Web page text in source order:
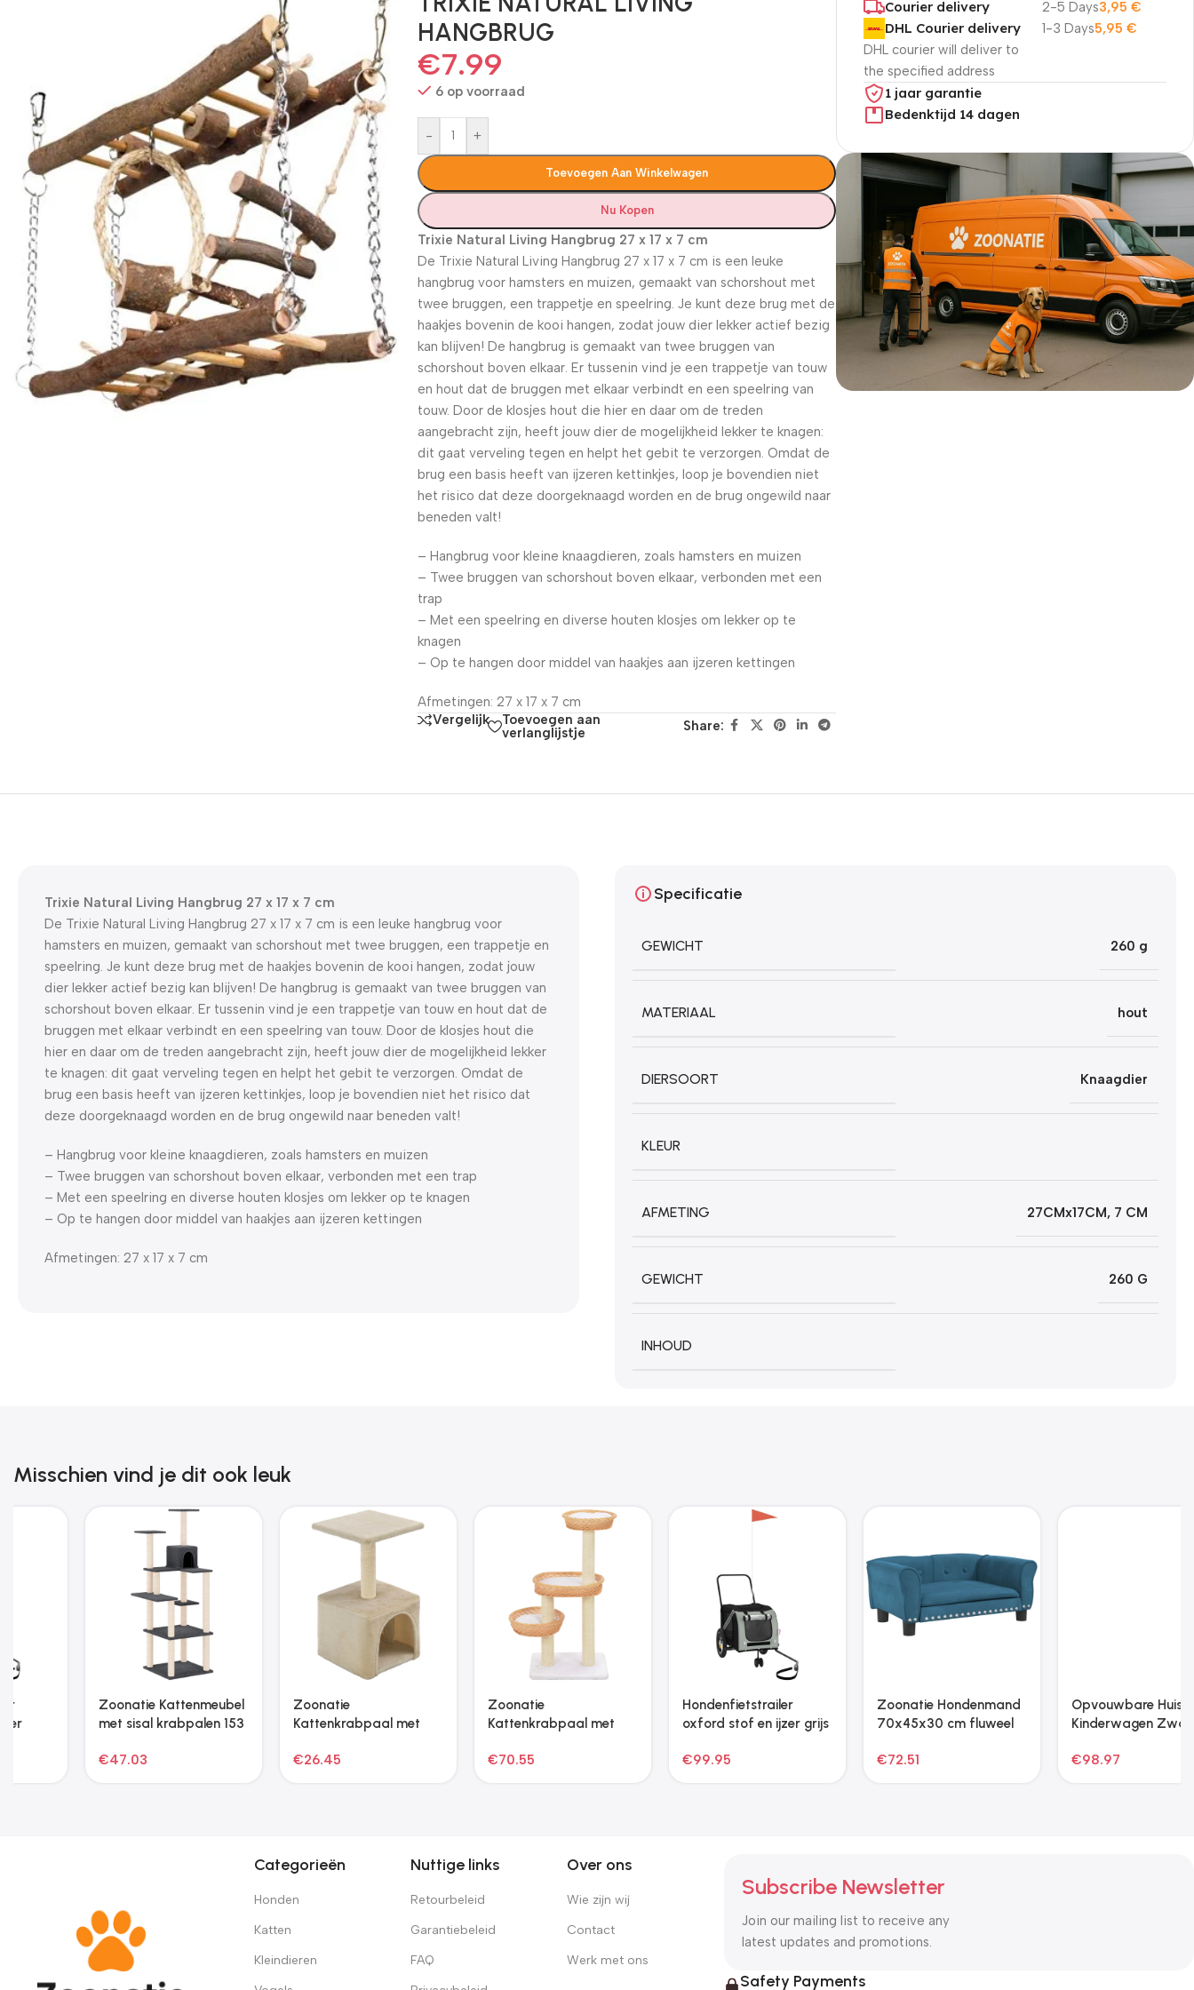
HANGBRUG
€7.99
6 op voorraad
- +
Toevoegen Aan Winkelwagen
Nu Kopen
Trixie Natural Living Hangbrug 27 x 17 x 7 cm
De Trixie Natural Living Hangbrug 27 x 17 x 7 cm is een leuke
hangbrug voor hamsters en muizen, gemaakt van schorshout met
twee bruggen, een trappetje en speelring. Je kunt deze brug met de
haakjes bovenin de kooi hangen, zodat jouw dier lekker actief bezig
kan blijven! De hangbrug is gemaakt van twee bruggen van
schorshout boven elkaar. Er tussenin vind je een trappetje van touw
en hout dat de bruggen met elkaar verbindt en een speelring van
touw. Door de klosjes hout die hier en daar om de treden
aangebracht zijn, heeft jouw dier de mogelijkheid lekker te knagen:
dit gaat verveling tegen en helpt het gebit te verzorgen. Omdat de
brug een basis heeft van ijzeren kettinkjes, loop je bovendien niet
het risico dat deze doorgeknaagd worden en de brug ongewild naar
beneden valt!
– Hangbrug voor kleine knaagdieren, zoals hamsters en muizen
– Twee bruggen van schorshout boven elkaar, verbonden met een
trap
– Met een speelring en diverse houten klosjes om lekker op te
knagen
– Op te hangen door middel van haakjes aan ijzeren kettingen
Afmetingen: 27 x 17 x 7 cm
Vergelijk
Toevoegen aan
verlanglijstje
Share:
Courier delivery
2-5 Days3,95€
DHL Courier delivery
DHL courier will deliver to
the specified address
1-3 Days5,95€
1 jaar garantie
Bedenktijd 14 dagen
Trixie Natural Living Hangbrug 27 x 17 x 7 cm
De Trixie Natural Living Hangbrug 27 x 17 x 7 cm is een leuke hangbrug voor
hamsters en muizen, gemaakt van schorshout met twee bruggen, een trappetje en
speelring. Je kunt deze brug met de haakjes bovenin de kooi hangen, zodat jouw
dier lekker actief bezig kan blijven! De hangbrug is gemaakt van twee bruggen van
schorshout boven elkaar. Er tussenin vind je een trappetje van touw en hout dat de
bruggen met elkaar verbindt en een speelring van touw. Door de klosjes hout die
hier en daar om de treden aangebracht zijn, heeft jouw dier de mogelijkheid lekker
te knagen: dit gaat verveling tegen en helpt het gebit te verzorgen. Omdat de
brug een basis heeft van ijzeren kettinkjes, loop je bovendien niet het risico dat
deze doorgeknaagd worden en de brug ongewild naar beneden valt!
– Hangbrug voor kleine knaagdieren, zoals hamsters en muizen
– Twee bruggen van schorshout boven elkaar, verbonden met een trap
– Met een speelring en diverse houten klosjes om lekker op te knagen
– Op te hangen door middel van haakjes aan ijzeren kettingen
Afmetingen: 27 x 17 x 7 cm
Specificatie
GEWICHT 260 g
MATERIAAL hout
DIERSOORT Knaagdier
KLEUR
AFMETING 27CMx17CM, 7 CM
GEWICHT 260 G
INHOUD
Misschien vind je dit ook leuk
Opvouwbare Huisdier
Kinderwagen Zwart 78
Fietstrailer en
hondenwagen 2-in-1
Zoonatie Hondenmand
70x40x24 cm fluweel
Zoonatie Hondenkennel
buiten met dak
gegalvaniseerd staal
Zoonatie Hondenhok
96x87x80,5 cm
Zoonatie Hondenbed
met gewatteerd kussen
Categorieën
Honden
Katten
Kleindieren
Nuttige links
Retourbeleid
Garantiebeleid
FAQ
Over ons
Wie zijn wij
Contact
Werk met ons
Subscribe Newsletter
Join our mailing list to receive any
latest updates and promotions.
Safety Payments